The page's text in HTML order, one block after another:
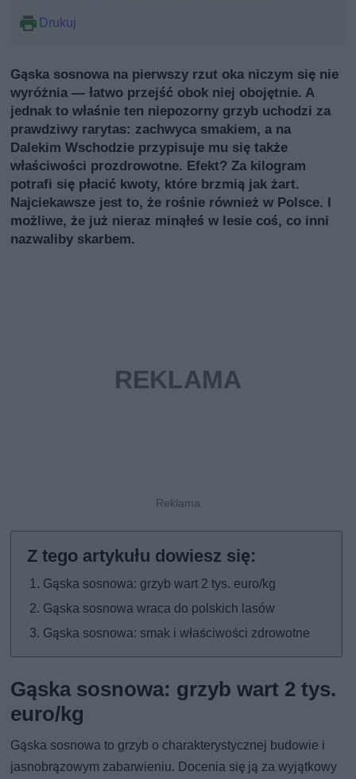
Drukuj
Gąska sosnowa na pierwszy rzut oka niczym się nie
wyróżnia — łatwo przejść obok niej obojętnie. A
jednak to właśnie ten niepozorny grzyb uchodzi za
prawdziwy rarytas: zachwyca smakiem, a na
Dalekim Wschodzie przypisuje mu się także
właściwości prozdrowotne. Efekt? Za kilogram
potrafi się płacić kwoty, które brzmią jak żart.
Najciekawsze jest to, że rośnie również w Polsce. I
możliwe, że już nieraz minąłeś w lesie coś, co inni
nazwaliby skarbem.
Gąska sosnowa: grzyb wart 2 tys. euro/kg
Gąska sosnowa wraca do polskich lasów
Gąska sosnowa: smak i właściwości zdrowotne
Gąska sosnowa: grzyb wart 2 tys.
euro/kg
Gąska sosnowa to grzyb o charakterystycznej budowie i
jasnobrązowym zabarwieniu. Docenia się ją za wyjątkowy